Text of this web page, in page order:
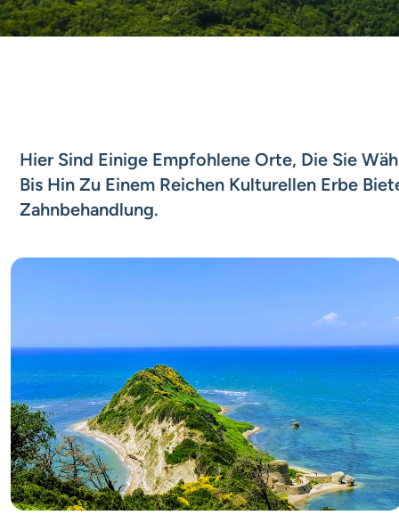
Hier Sind Einige Empfohlene Orte, Die Sie
Bis Hin Zu Einem Reichen Kulturellen Erbe
Zahnbehandlung.